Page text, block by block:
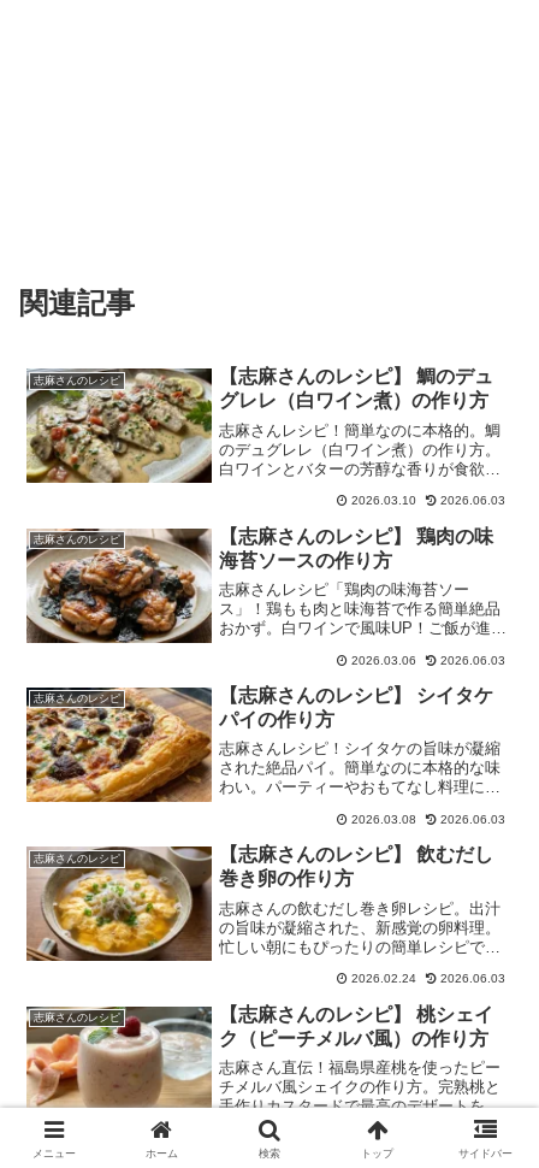
関連記事
志麻さんのレシピ
【志麻さんのレシピ】 鯛のデュ
グレレ（白ワイン煮）の作り方
志麻さんレシピ！簡単なのに本格的。鯛
のデュグレレ（白ワイン煮）の作り方。
白ワインとバターの芳醇な香りが食欲を
2026.03.10 2026.06.03
志麻さんのレシピ
【志麻さんのレシピ】 鶏肉の味
海苔ソースの作り方
志麻さんレシピ「鶏肉の味海苔ソー
ス」！鶏もも肉と味海苔で作る簡単絶品
おかず。白ワインで風味UP！ご飯が進む
2026.03.06 2026.06.03
志麻さんのレシピ
【志麻さんのレシピ】 シイタケ
パイの作り方
志麻さんレシピ！シイタケの旨味が凝縮
された絶品パイ。簡単なのに本格的な味
わい。パーティーやおもてなし料理にも
2026.03.08 2026.06.03
志麻さんのレシピ
【志麻さんのレシピ】 飲むだし
巻き卵の作り方
志麻さんの飲むだし巻き卵レシピ。出汁
の旨味が凝縮された、新感覚の卵料理。
忙しい朝にもぴったりの簡単レシピで
2026.02.24 2026.06.03
志麻さんのレシピ
【志麻さんのレシピ】 桃シェイ
ク（ピーチメルバ風）の作り方
志麻さん直伝！福島県産桃を使ったピー
チメルバ風シェイクの作り方。完熟桃と
手作りカスタードで最高のデザートを。
2026.03.12 2026.06.03
メニュー ホーム 検索 トップ サイドバー